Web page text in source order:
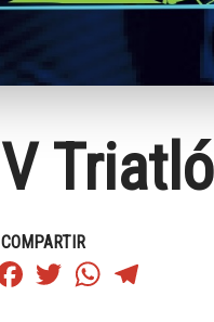
V
COMPARTIR
Facebook
Twitter WhatsApp